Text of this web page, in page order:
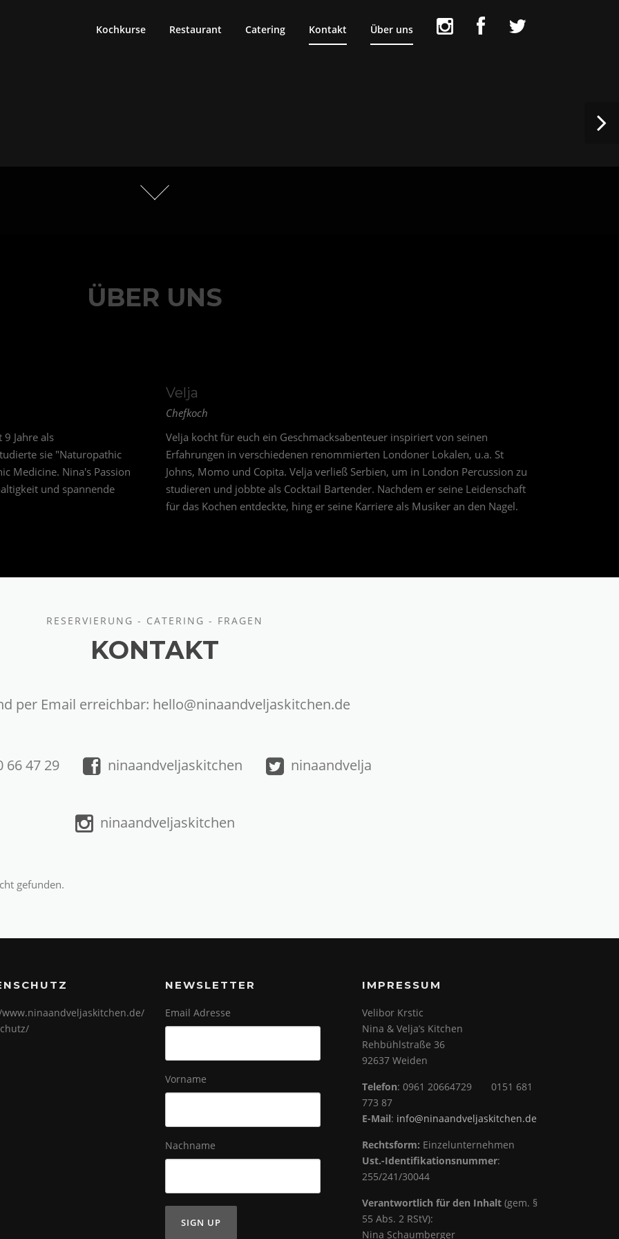
Kochkurse Restaurant Catering Kontakt Über uns
ÜBER UNS
Jahre als
sie "Naturopathic
Medicine. Nina's Passion
und spannende
Velja
Chefkoch
Velja kocht für euch ein Geschmacksabenteuer inspiriert von seinen
Erfahrungen in verschiedenen renommierten Londoner Lokalen, u.a. St
Johns, Momo und Copita. Velja verließ Serbien, um in London Percussion zu
studieren und jobbte als Cocktail Bartender. Nachdem er seine Leidenschaft
für das Kochen entdeckte, hing er seine Karriere als Musiker an den Nagel.
RESERVIERUNG - CATERING - FRAGEN
KONTAKT
per Email erreichbar: hello@ninaandveljaskitchen.de
66 47 29 ninaandveljaskitchen ninaandvelja
ninaandveljaskitchen
gefunden.
NEWSLETTER
Email Adresse
Vorname
Nachname
IMPRESSUM
Velibor Krstic
Nina & Velja’s Kitchen
Rehbühlstraße 36
92637 Weiden
Telefon: 0961 20664729 0151 681
773 87
E-Mail: info@ninaandveljaskitchen.de
Rechtsform: Einzelunternehmen
Ust.-Identifikationsnummer:
255/241/30044
Verantwortlich für den Inhalt (gem. §
55 Abs. 2 RStV):
Nina Schaumberger